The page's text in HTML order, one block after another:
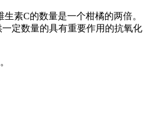
素C的数量是一个柑橘的两倍。
定数量的具有重要作用的抗氧化